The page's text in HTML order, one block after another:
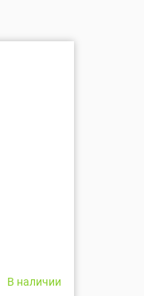
В наличии